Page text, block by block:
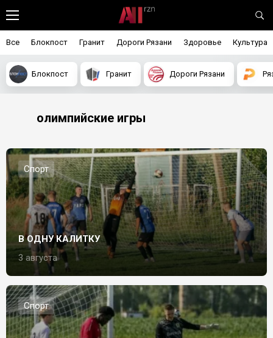
Все Блокпост Гранит Дороги Рязани Здоровье Культура
Блокпост Гранит Дороги Рязани
олимпийские игры
Спорт
В ОДНУ КАЛИТКУ
3 августа
Спорт